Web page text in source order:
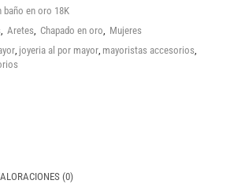
baño en oro 18K
, Aretes, Chapado en oro, Mujeres
, joyeria al por mayor, mayoristas accesorios,
(0)